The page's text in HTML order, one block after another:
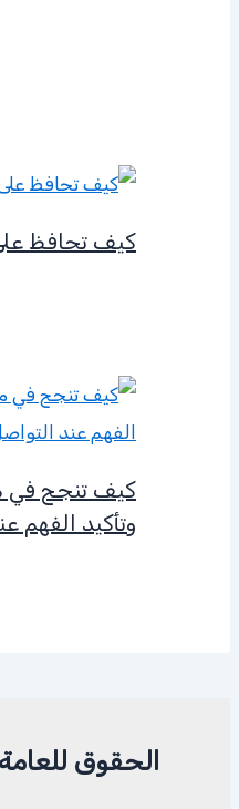
كيف تحافظ
كيف تنجح في
وتأكيد الفهم
الحقوق